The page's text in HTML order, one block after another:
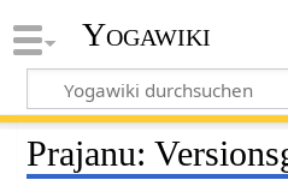
Yogawiki
Prajanu: